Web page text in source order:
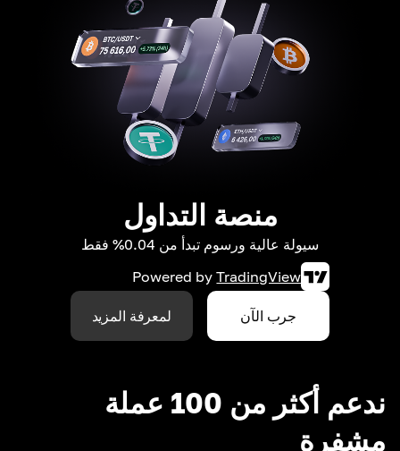
منصة التداول
سيولة عالية ورسوم تبدأ من 0.04% فقط
Powered by TradingView
جرب الآن لمعرفة المزيد
ندعم أكثر من 100 عملة
مشفرة